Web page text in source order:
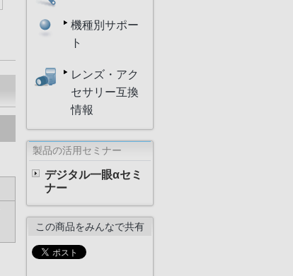
機種別サポー
ト
レンズ・アク
セサリー互換
情報
製品の活用セミナー
デジタル一眼αセミ
ナー
この商品をみんなで共有